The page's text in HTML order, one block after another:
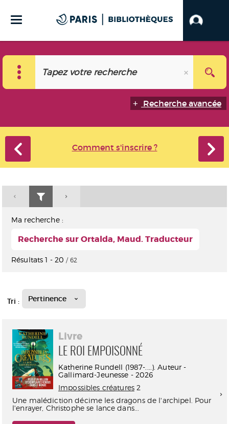
Recherche avancée
Comment s'inscrire ?
Ma recherche :
Recherche sur Ortalda, Maud. Traducteur
Résultats1 - 20 / 62
Tri : Pertinence
Livre
LE ROI EMPOISONNÉ
Katherine Rundell (1987-....). Auteur -
Gallimard-Jeunesse - 2026
Impossibles créatures2
Une malédiction décime les dragons de l'archipel. Pour
l'enrayer, Christophe se lance dans...